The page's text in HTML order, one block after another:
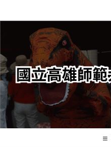
轉
要
內
容